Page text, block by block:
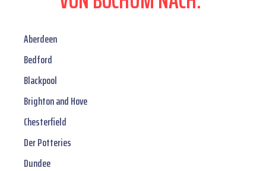
Aberdeen
Bedford
Blackpool
Brighton and Hove
Chesterfield
Der Potteries
Dundee